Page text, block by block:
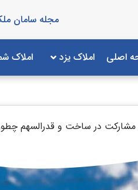
مجله سامان
اصلی املاک یزد املاک
در ساخت و قدرالسهم